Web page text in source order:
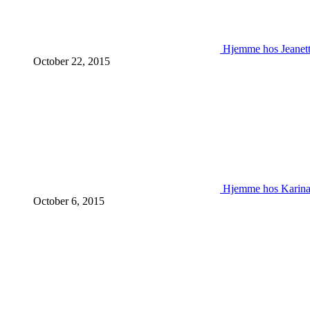
Hjemme hos
October 22, 2015
Hjemme hos Karina
October 6, 2015